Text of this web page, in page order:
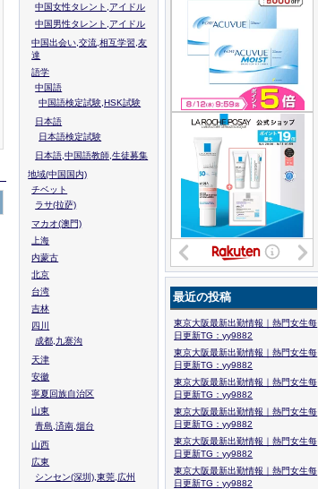
中国女性タレント,アイドル
中国男性タレント,アイドル
中国出会い,交流,相互学習,友
達
語学
中国語
中国語検定試験,HSK試験
日本語
日本語検定試験
日本語,中国語教師,生徒募集
地域(中国国内)
チベット
ラサ(拉萨)
マカオ(澳門)
上海
内蒙古
北京
台湾
吉林
四川
成都,九寨沟
天津
安徽
寧夏回族自治区
山東
青島,済南,烟台
山西
広東
シンセン(深圳),東莞,広州
最近の投稿
東京大阪最新出勤情報｜熱門女生每
日更新TG：yy9882
東京大阪最新出勤情報｜熱門女生每
日更新TG：yy9882
東京大阪最新出勤情報｜熱門女生每
日更新TG：yy9882
東京大阪最新出勤情報｜熱門女生每
日更新TG：yy9882
東京大阪最新出勤情報｜熱門女生每
日更新TG：yy9882
東京大阪最新出勤情報｜熱門女生每
日更新TG：yy9882